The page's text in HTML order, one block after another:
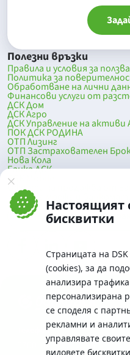
Настоящият
бисквитки
Страницата на
(cookies), за да
анализира
персонализирана
се споделя с
рекламни и
управлявате
видовете
Полезни връзки
Правила и условия за
Политика за
Обработване на лични
Финансови услуги от
ДСК Дом
ДСК Агро
ДСК Управление на активи
ПОК ДСК РОДИНА
ОТП Лизинг
ОТП Застрахователен
Нова Кола
Банка ДСК
DSK Mobile
Оферти за продажба от
Клонова мрежа и банкомати
До началото на
Телефон:
0700 10 375 / *2375